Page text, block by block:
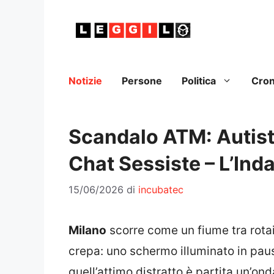
Notizie Persone Politica
Scandalo ATM:
Chat Sessiste –
15/06/2026 di incubatec
Milano scorre come un fiume tra
crepa: uno schermo illuminato in